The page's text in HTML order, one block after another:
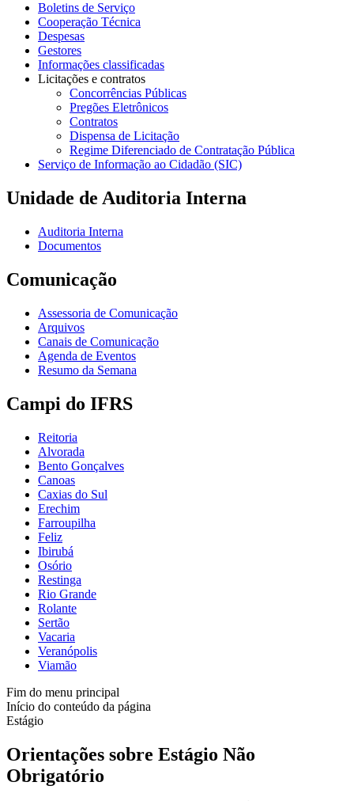
Boletins de Serviço
Cooperação Técnica
Despesas
Gestores
Informações classificadas
Licitações e contratos
Concorrências Públicas
Pregões Eletrônicos
Contratos
Dispensa de Licitação
Regime Diferenciado de Contratação Pública
Serviço de Informação ao Cidadão (SIC)
Unidade de Auditoria Interna
Auditoria Interna
Documentos
Comunicação
Assessoria de Comunicação
Arquivos
Canais de Comunicação
Agenda de Eventos
Resumo da Semana
Campi do IFRS
Reitoria
Alvorada
Bento Gonçalves
Canoas
Caxias do Sul
Erechim
Farroupilha
Feliz
Ibirubá
Osório
Restinga
Rio Grande
Rolante
Sertão
Vacaria
Veranópolis
Viamão
Fim do menu principal
Início do conteúdo da página
Estágio
Orientações sobre Estágio Não
Obrigatório